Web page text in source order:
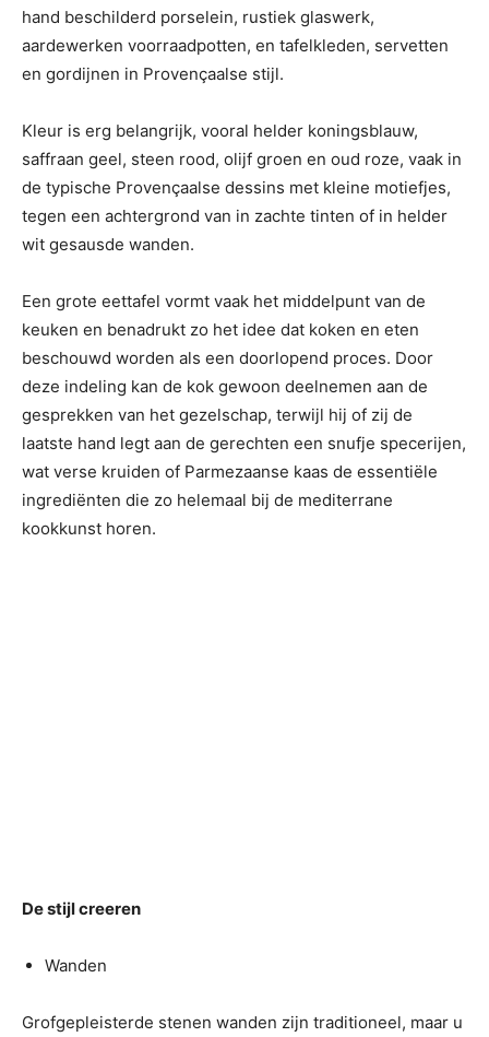
hand beschilderd porselein, rustiek glaswerk,
aardewerken voorraadpotten, en tafelkleden, servetten
en gordijnen in Provençaalse stijl.
Kleur is erg belangrijk, vooral helder koningsblauw,
saffraan geel, steen rood, olijf groen en oud roze, vaak in
de typische Provençaalse dessins met kleine motiefjes,
tegen een achtergrond van in zachte tinten of in helder
wit gesausde wanden.
Een grote eettafel vormt vaak het middelpunt van de
keuken en benadrukt zo het idee dat koken en eten
beschouwd worden als een doorlopend proces. Door
deze indeling kan de kok gewoon deelnemen aan de
gesprekken van het gezelschap, terwijl hij of zij de
laatste hand legt aan de gerechten een snufje specerijen,
wat verse kruiden of Parmezaanse kaas de essentiële
ingrediënten die zo helemaal bij de mediterrane
kookkunst horen.
De stijl creeren
Wanden
Grofgepleisterde stenen wanden zijn traditioneel, maar u